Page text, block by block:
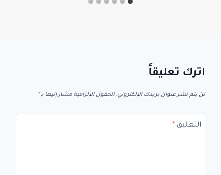
اترك تعليقاً
لن يتم نشر عنوان بريدك الإلكتروني. الحقول الإلزامية مشار إليها بـ*
التعليق *